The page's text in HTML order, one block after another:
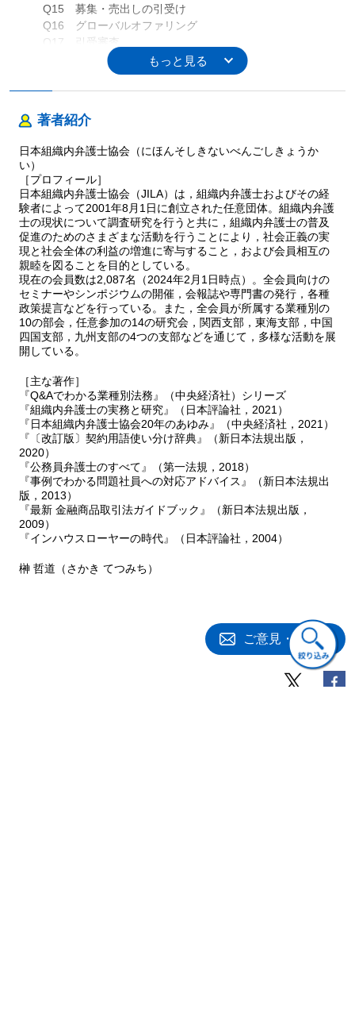
Q15 募集・売出しの引受け
Q16 グローバルオファリング
Q17 引受審査
３．デリバティブ
Q18 デリバティブ取引
Q19 デリバティブ取引に関する契約書
Q21 デリバティブ取引における適合性原則および説明義務
Q22 デリバティブ取引における信用不安時の対応
４．上場商品等の注文の執行
Q23 上場株式・ETF等の注文手続
Q24 債券の注文の執行
５．新しいサービス（HFT, FinTech）
Q25 High Frequency Trading（HFT）
Q26 FinTech
６．リテールに関する問題
Q27 金融商品の販売に対する法的規制
Q28 適合性原則と民事責任
Q29 委託注文のキャンセル
Q30 未済金の回収
Q31 リテール個人顧客に関する法律問題（相続・後見等）
Q32 リテール法人顧客に関する法律問題（倒産等）
Q33 株式会社と役員との間の利益相反取引
３ 新たな規制への対応
Q34 新たな法規制への対応
４ 他国のチームとの対応
Q35 海外の法務部門との関係
５ これからの対応
１．AI，RegTechの進展
Q36 AI, RegTech
２．新商品の理解（FinTech, HFT/アルゴリズム/ダークプー
ル）
Q37 新商品の検証プロセス一般
１．投資信託に関する法務・コンプライアンス業務
著者紹介
日本組織内弁護士協会（にほんそしきないべんごしきょうか
い）
［プロフィール］
日本組織内弁護士協会（JILA）は，組織内弁護士およびその経
験者によって2001年8月1日に創立された任意団体。組織内弁護
士の現状について調査研究を行うと共に，組織内弁護士の普及
促進のためのさまざまな活動を行うことにより，社会正義の実
現と社会全体の利益の増進に寄与すること，および会員相互の
親睦を図ることを目的としている。
現在の会員数は2,087名（2024年2月1日時点）。全会員向けの
セミナーやシンポジウムの開催，会報誌や専門書の発行，各種
政策提言などを行っている。また，全会員が所属する業種別の
10の部会，任意参加の14の研究会，関西支部，東海支部，中国
四国支部，九州支部の4つの支部などを通じて，多様な活動を展
開している。
［主な著作］
『Q&Aでわかる業種別法務』（中央経済社）シリーズ
『組織内弁護士の実務と研究』（日本評論社，2021）
『日本組織内弁護士協会20年のあゆみ』（中央経済社，2021）
『〔改訂版〕契約用語使い分け辞典』（新日本法規出版，
2020）
『公務員弁護士のすべて』（第一法規，2018）
『事例でわかる問題社員への対応アドバイス』（新日本法規出
版，2013）
『最新 金融商品取引法ガイドブック』（新日本法規出版，
2009）
『インハウスローヤーの時代』（日本評論社，2004）
榊 哲道（さかき てつみち）
ご意見・ご質問